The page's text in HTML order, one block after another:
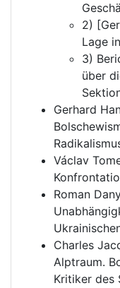
2)
Lage
3)
über
Gerhard
Václav
Roman
Charles
Alptraum.
Kritiker des